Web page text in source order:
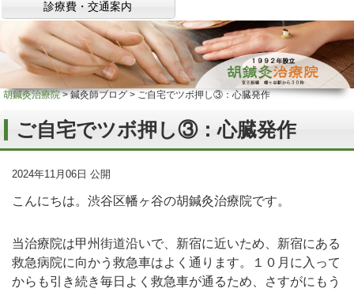
診療費・交通案内
胡鍼灸治療院>鍼灸師ブログ> ご自宅でツボ押し③：心臓発作
ご自宅でツボ押し③：心臓発作
2024年11月06日 公開
こんにちは。渋谷区幡ヶ谷の胡鍼灸治療院です。
当治療院は甲州街道沿いで、新宿に近いため、新宿にある
救急病院に向かう救急車はよく通ります。１０月に入って
からも引き続き毎日よく救急車が通るため、さすがにもう